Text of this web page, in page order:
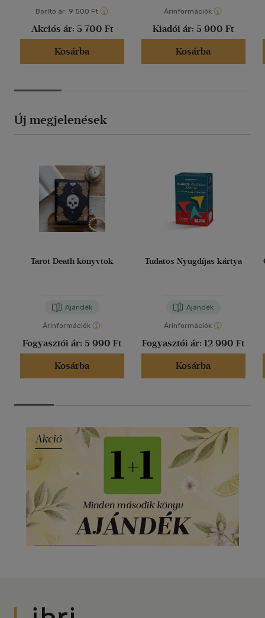
Borító ár: 9 500 Ft
Akciós ár: 5 700 Ft
Kosárba
Árinformációk
Kiadói ár: 5 900 Ft
Kosárba
Új megjelenések
Tarot Death könyvtok
Ajándék
Árinformációk
Fogyasztói ár: 5 990 Ft
Kosárba
Tudatos Nyugdíjas kártya
Ajándék
Árinformációk
Fogyasztói ár: 12 990 Ft
Kosárba